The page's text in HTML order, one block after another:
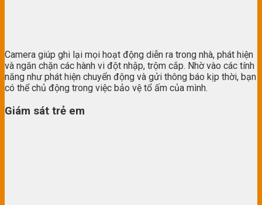
Camera giúp ghi lại mọi hoạt động diễn ra trong nhà, phát hiện
và ngăn chặn các hành vi đột nhập, trộm cắp. Nhờ vào các tính
năng như phát hiện chuyển động và gửi thông báo kịp thời, bạn
có thể chủ động trong việc bảo vệ tổ ấm của mình.
Giám sát trẻ em